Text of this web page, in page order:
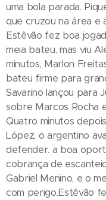
uma bola parada.
que cruzou na área e
Estêvão fez boa
meia bateu, mas viu
minutos, Marlon
bateu firme para
Savarino lançou para
sobre Marcos Rocha
Quatro minutos
López, o argentino
defender. a boa
cobrança de
Gabriel Menino, e o
com perigo.Estêvão